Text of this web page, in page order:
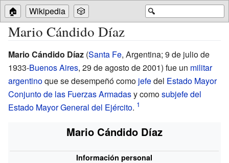
🔍
🏠 Wikipedia 🎲
Mario Cándido Díaz
Mario Cándido Díaz (Santa Fe, Argentina; 9 de julio de
1933-Buenos Aires, 29 de agosto de 2001) fue un militar
argentinoque se desempeñó como jefedel Estado Mayor
Conjunto de las Fuerzas Armadasy comosubjefe del
Estado Mayor General del Ejército.
Mario Cándido Díaz
Información personal